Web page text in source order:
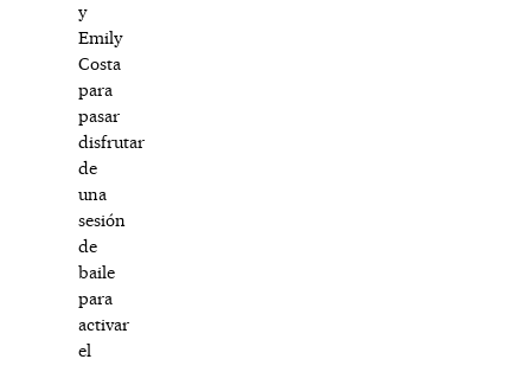
y
Emily
Costa
para
pasar
disfrutar
de
una
sesión
de
baile
para
activar
el